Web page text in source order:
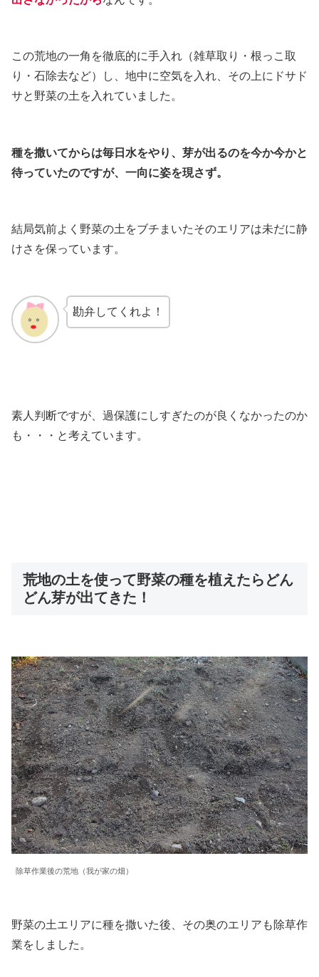
この荒地の一角を徹底的に手入れ（雑草取り・根っこ取
り・石除去など）し、地中に空気を入れ、その上にドサド
サと野菜の土を入れていました。
種を撒いてからは毎日水をやり、芽が出るのを今か今かと
待っていたのですが、一向に姿を現さず。
結局気前よく野菜の土をブチまいたそのエリアは未だに静
けさを保っています。
勘弁してくれよ！
素人判断ですが、過保護にしすぎたのが良くなかったのか
も・・・と考えています。
荒地の土を使って野菜の種を植えたらどん
どん芽が出てきた！
除草作業後の荒地（我が家の畑）
野菜の土エリアに種を撒いた後、その奥のエリアも除草作
業をしました。